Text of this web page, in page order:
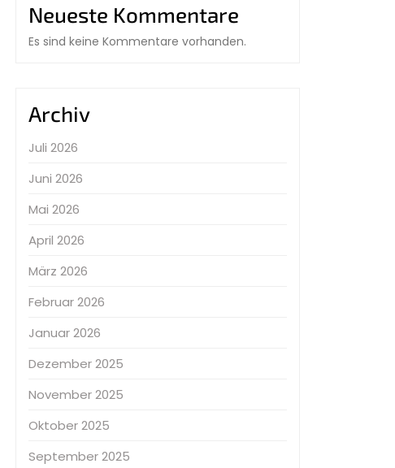
Neueste Kommentare
Es sind keine Kommentare vorhanden.
Archiv
Juli 2026
Juni 2026
Mai 2026
April 2026
März 2026
Februar 2026
Januar 2026
Dezember 2025
November 2025
Oktober 2025
September 2025